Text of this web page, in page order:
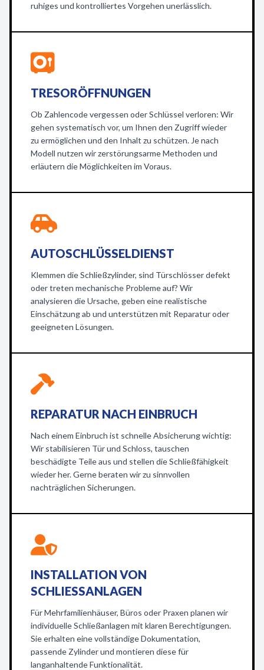
ruhiges und kontrolliertes Vorgehen unerlässlich.
TRESORÖFFNUNGEN
Ob Zahlencode vergessen oder Schlüssel verloren: Wir
gehen systematisch vor, um Ihnen den Zugriff wieder
zu ermöglichen und den Inhalt zu schützen. Je nach
Modell nutzen wir zerstörungsarme Methoden und
erläutern die Möglichkeiten im Voraus.
AUTOSCHLÜSSELDIENST
Klemmen die Schließzylinder, sind Türschlösser defekt
oder treten mechanische Probleme auf? Wir
analysieren die Ursache, geben eine realistische
Einschätzung ab und unterstützen mit Reparatur oder
geeigneten Lösungen.
REPARATUR NACH EINBRUCH
Nach einem Einbruch ist schnelle Absicherung wichtig:
Wir stabilisieren Tür und Schloss, tauschen
beschädigte Teile aus und stellen die Schließfähigkeit
wieder her. Gerne beraten wir zu sinnvollen
nachträglichen Sicherungen.
INSTALLATION VON
SCHLIESSANLAGEN
Für Mehrfamilienhäuser, Büros oder Praxen planen wir
individuelle Schließanlagen mit klaren Berechtigungen.
Sie erhalten eine vollständige Dokumentation,
passende Zylinder und montieren diese für
langanhaltende Funktionalität.